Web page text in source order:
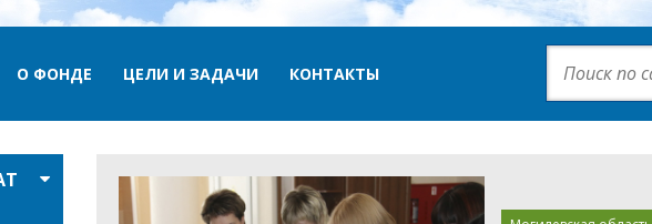
О ФОНДЕ ЦЕЛИ И ЗАДАЧИ КОНТАКТЫ